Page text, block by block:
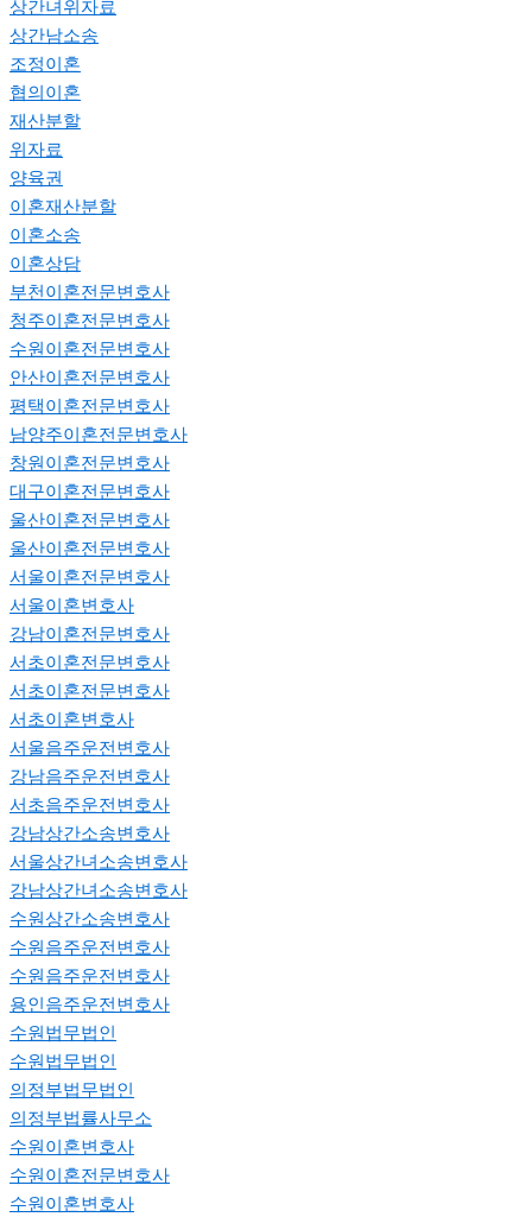
상간녀위자료
상간남소송
조정이혼
협의이혼
재산분할
위자료
양육권
이혼재산분할
이혼소송
이혼상담
부천이혼전문변호사
청주이혼전문변호사
수원이혼전문변호사
안산이혼전문변호사
평택이혼전문변호사
남양주이혼전문변호사
창원이혼전문변호사
대구이혼전문변호사
울산이혼전문변호사
울산이혼전문변호사
서울이혼전문변호사
서울이혼변호사
강남이혼전문변호사
서초이혼전문변호사
서초이혼전문변호사
서초이혼변호사
서울음주운전변호사
강남음주운전변호사
서초음주운전변호사
강남상간소송변호사
서울상간녀소송변호사
강남상간녀소송변호사
수원상간소송변호사
수원음주운전변호사
수원음주운전변호사
용인음주운전변호사
수원법무법인
수원법무법인
의정부법무법인
의정부법률사무소
수원이혼변호사
수원이혼전문변호사
수원이혼변호사